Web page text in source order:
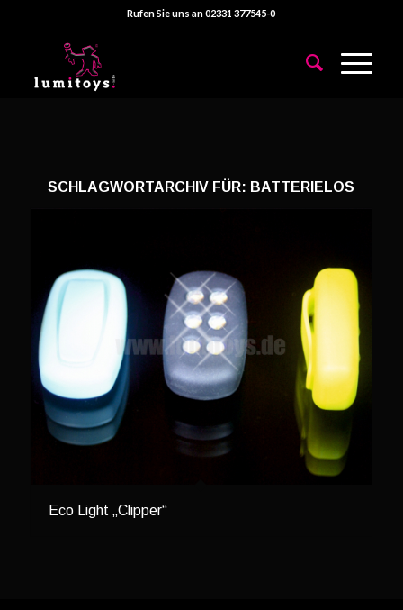
Rufen Sie uns an 02331 377545-0
SCHLAGWORTARCHIV FÜR: BATTERIELOS
Eco Light „Clipper“